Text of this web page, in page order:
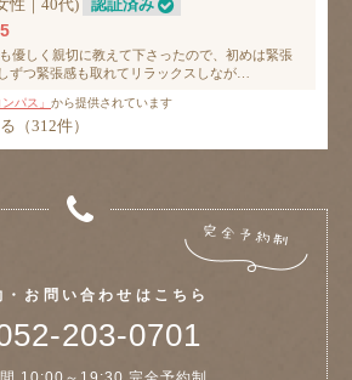
・お問い合わせはこちら
203-0701